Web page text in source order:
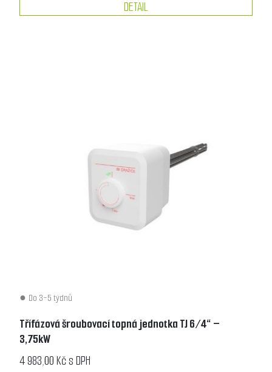
DETAIL
Do 3-5 týdnů
Třífázová šroubovací topná jednotka TJ 6/4“ –
3,75kW
4 983,00 Kč s DPH